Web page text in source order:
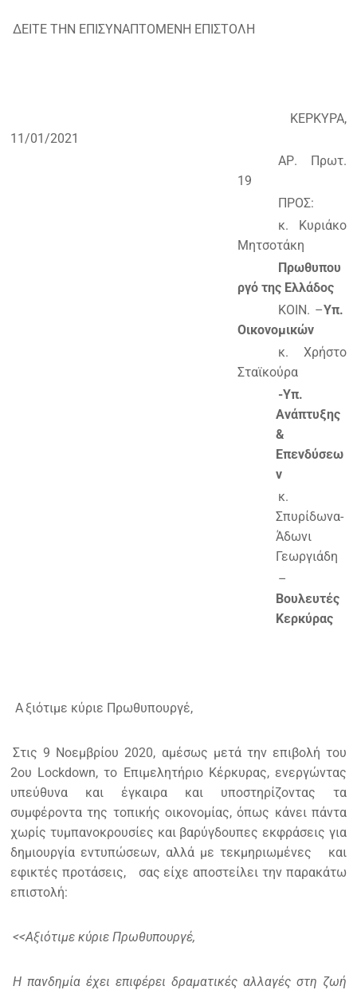
ΔΕΙΤΕ ΤΗΝ ΕΠΙΣΥΝΑΠΤΟΜΕΝΗ ΕΠΙΣΤΟΛΗ
ΚΕΡΚΥΡΑ,
11/01/2021
ΑΡ. Πρωτ.
19
ΠΡΟΣ:
κ. Κυριάκο
Μητσοτάκη
Πρωθυπου
ργό της Ελλάδος
ΚΟΙΝ. –Υπ.
Οικονομικών
κ. Χρήστο
Σταϊκούρα
-Υπ.
Ανάπτυξης
&
Επενδύσεω
ν
κ.
Σπυρίδωνα-
Άδωνι
Γεωργιάδη
–
Βουλευτές
Κερκύρας
Aξιότιμε κύριε Πρωθυπουργέ,
Στις 9 Νοεμβρίου 2020, αμέσως μετά την επιβολή του
2ου Lockdown, το Επιμελητήριο Κέρκυρας, ενεργώντας
υπεύθυνα και έγκαιρα και υποστηρίζοντας τα
συμφέροντα της τοπικής οικονομίας, όπως κάνει πάντα
χωρίς τυμπανοκρουσίες και βαρύγδουπες εκφράσεις για
δημιουργία εντυπώσεων, αλλά με τεκμηριωμένες
και
εφικτές προτάσεις,
σας είχε αποστείλει την παρακάτω
επιστολή:
<<Αξιότιμε κύριε Πρωθυπουργέ,
Η πανδημία έχει επιφέρει δραματικές αλλαγές στη ζωή